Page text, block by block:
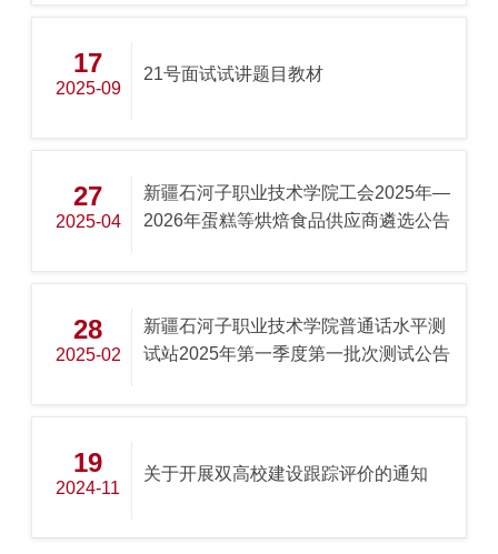
17
2025-09
21号面试试讲题目教材
27
2025-04
新疆石河子职业技术学院工会2025年—
2026年蛋糕等烘焙食品供应商遴选公告
28
2025-02
新疆石河子职业技术学院普通话水平测
试站2025年第一季度第一批次测试公告
19
2024-11
关于开展双高校建设跟踪评价的通知